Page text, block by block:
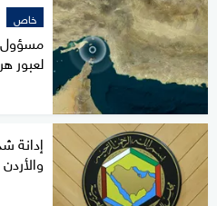
خاص
مسؤول
لعبور
إدانة